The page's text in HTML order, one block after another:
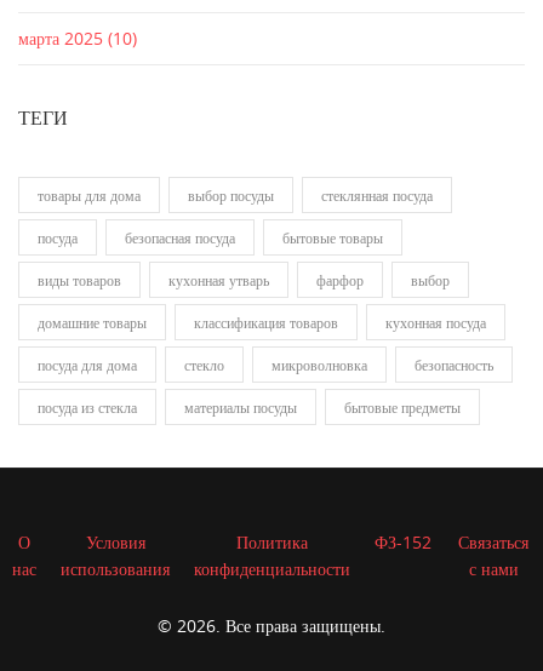
марта 2025 (10)
ТЕГИ
товары для дома выбор посуды стеклянная посуда
посуда безопасная посуда бытовые товары
виды товаров кухонная утварь фарфор выбор
домашние товары классификация товаров кухонная посуда
посуда для дома стекло микроволновка безопасность
посуда из стекла материалы посуды бытовые предметы
О
нас
Условия
использования
Политика
конфиденциальности
ФЗ-152
Связаться
с нами
© 2026. Все права защищены.